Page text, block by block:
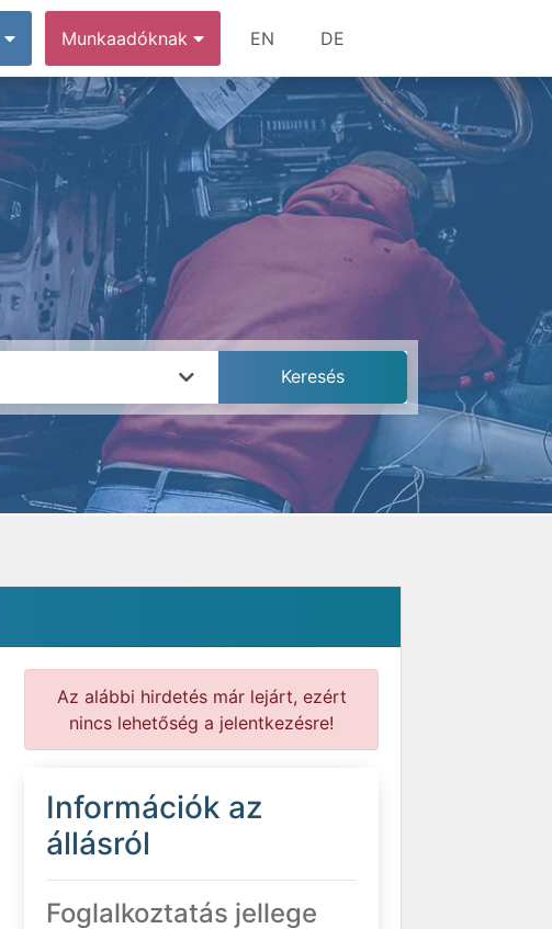
Munkaadóknak EN DE
Az alábbi hirdetés már lejárt, ezért
nincs lehetőség a jelentkezésre!
Információk az
állásról
Foglalkoztatás jellege